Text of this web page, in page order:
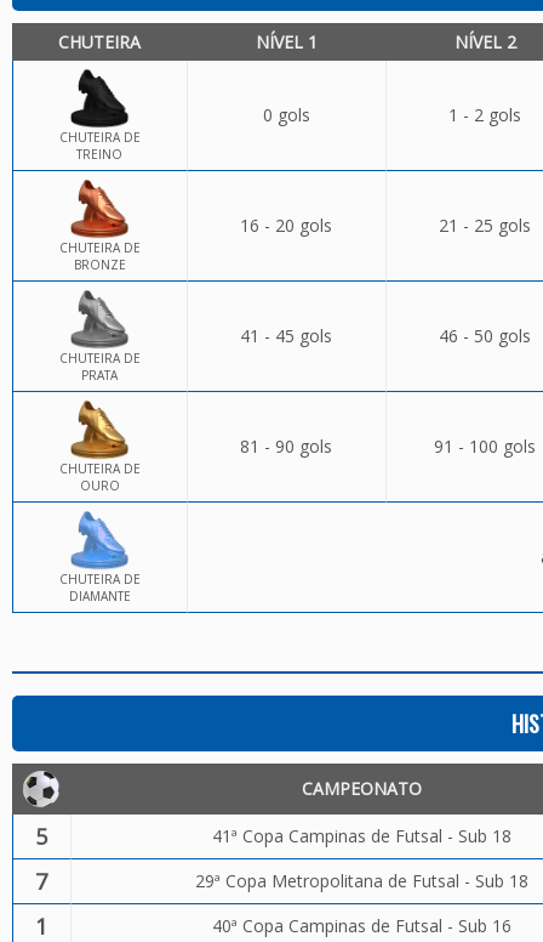
CHUTEIRA NÍVEL 1 NÍVEL 2
CHUTEIRA DE
TREINO
0 gols 1 - 2 gols
CHUTEIRA DE
BRONZE
16 - 20 gols 21 - 25 gols
CHUTEIRA DE
PRATA
41 - 45 gols 46 - 50 gols
CHUTEIRA DE
OURO
81 - 90 gols 91 - 100 gols
CHUTEIRA DE
DIAMANTE
CAMPEONATO
5 41ª Copa Campinas de Futsal - Sub 18
7 29ª Copa Metropolitana de Futsal - Sub 18
1 40ª Copa Campinas de Futsal - Sub 16